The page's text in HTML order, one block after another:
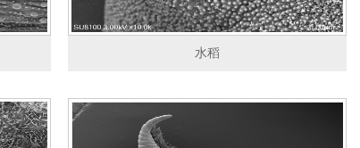
水稻